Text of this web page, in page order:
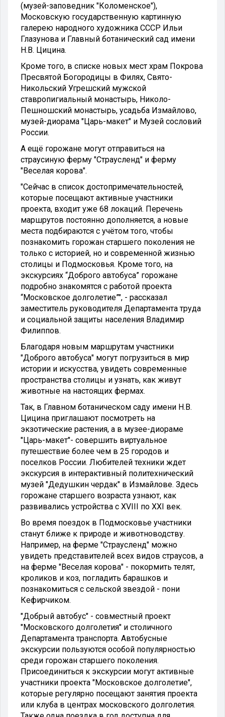
(музей-заповедник "Коломенское"),
Московскую государственную картинную
галерею народного художника СССР Ильи
Глазунова и Главный ботанический сад имени
Н.В. Цицина.
Кроме того, в списке новых мест храм Покрова
Пресвятой Богородицы в Филях, Свято-
Никольский Угрешский мужской
ставропигиальный монастырь, Николо-
Пешношский монастырь, усадьба Измайлово,
музей-диорама "Царь-макет" и Музей сословий
России.
А ещё горожане могут отправиться на
страусиную ферму "Страусленд" и ферму
"Веселая корова".
"Сейчас в список достопримечательностей,
которые посещают активные участники
проекта, входит уже 68 локаций. Перечень
маршрутов постоянно дополняется, а новые
места подбираются с учётом того, чтобы
познакомить горожан старшего поколения не
только с историей, но и современной жизнью
столицы и Подмосковья. Кроме того, на
экскурсиях “Доброго автобуса” горожане
подробно знакомятся с работой проекта
“Московское долголетие”", - рассказал
заместитель руководителя Департамента труда
и социальной защиты населения Владимир
Филиппов.
Благодаря новым маршрутам участники
"Доброго автобуса" могут погрузиться в мир
истории и искусства, увидеть современные
пространства столицы и узнать, как живут
животные на настоящих фермах.
Так, в Главном ботаническом саду имени Н.В.
Цицина приглашают посмотреть на
экзотические растения, а в музее-диораме
"Царь-макет"- совершить виртуальное
путешествие более чем в 25 городов и
поселков России. Любителей техники ждет
экскурсия в интерактивный политехнический
музей "Дедушкин чердак" в Измайлове. Здесь
горожане старшего возраста узнают, как
развивались устройства с XVIII по XXI век.
Во время поездок в Подмосковье участники
станут ближе к природе и животноводству.
Например, на ферме "Страусленд" можно
увидеть представителей всех видов страусов, а
на ферме "Веселая корова" - покормить телят,
кроликов и коз, погладить барашков и
познакомиться с сельской звездой - пони
Кефирчиком.
"Добрый автобус" - совместный проект
"Московского долголетия" и столичного
Департамента транспорта. Автобусные
экскурсии пользуются особой популярностью
среди горожан старшего поколения.
Присоединиться к экскурсии могут активные
участники проекта "Московское долголетие",
которые регулярно посещают занятия проекта
или клуба в центрах московского долголетия.